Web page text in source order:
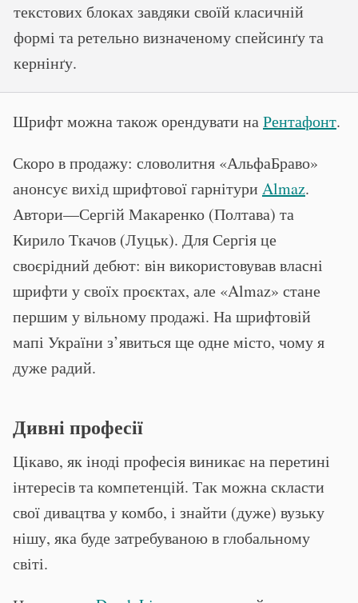
текстових блоках завдяки своїй класичній
формі та ретельно визначеному спейсинґу та
кернінґу.
Шрифт можна також орендувати наРентафонт.
Скоро в продажу: словолитня «АльфаБраво»
анонсує вихід шрифтової гарнітури Almaz.
Автори—Сергій Макаренко (Полтава) та
Кирило Ткачов (Луцьк). Для Сергія це
своєрідний дебют: він використовував власні
шрифти у своїх проєктах, але «Almaz» стане
першим у вільному продажі. На шрифтовій
мапі України з’явиться ще одне місто, чому я
дуже радий.
Дивні професії
Цікаво, як іноді професія виникає на перетині
інтересів та компетенцій. Так можна скласти
свої дивацтва у комбо, і знайти (дуже) вузьку
нішу, яка буде затребуваною в глобальному
світі.